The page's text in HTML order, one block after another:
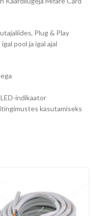
Plug & Play
pool ja igal ajal
indikaator
kasutamiseks